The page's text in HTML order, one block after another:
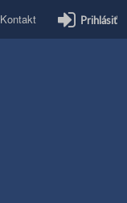
Kontakt Prihlásiť